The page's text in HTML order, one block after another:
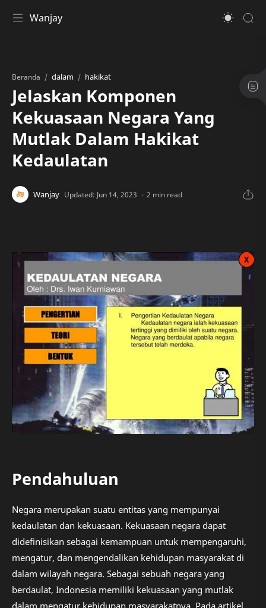
Wanjay
Beranda dalam hakikat
Jelaskan Komponen
Kekuasaan Negara Yang
Mutlak Dalam Hakikat
Kedaulatan
2 min read
Pendahuluan
Negara merupakan suatu entitas yang mempunyai
kedaulatan dan kekuasaan. Kekuasaan negara dapat
didefinisikan sebagai kemampuan untuk mempengaruhi,
mengatur, dan mengendalikan kehidupan masyarakat di
dalam wilayah negara. Sebagai sebuah negara yang
berdaulat, Indonesia memiliki kekuasaan yang mutlak